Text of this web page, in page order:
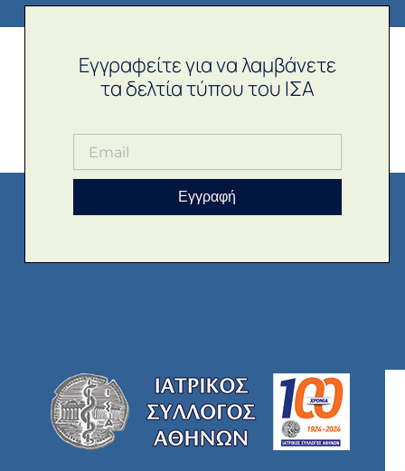
Εγγραφείτε για να λαμβάνετε
τα δελτία τύπου του ΙΣΑ
Εγγραφή